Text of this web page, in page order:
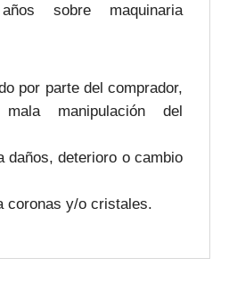
sobre maquinaria
por parte del comprador,
manipulación del
daños, deterioro o cambio
coronas y/o cristales.